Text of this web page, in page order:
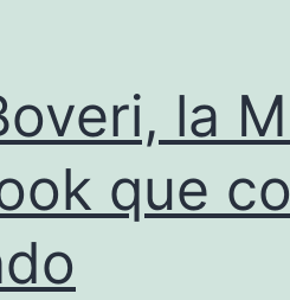
la
que